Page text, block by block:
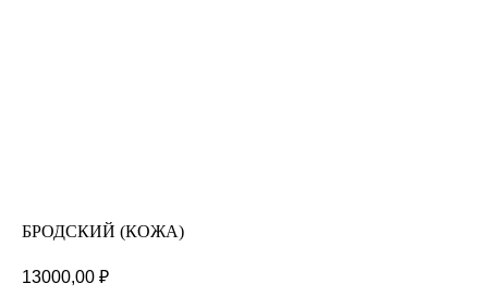
БРОДСКИЙ (КОЖА)
13000,00 ₽